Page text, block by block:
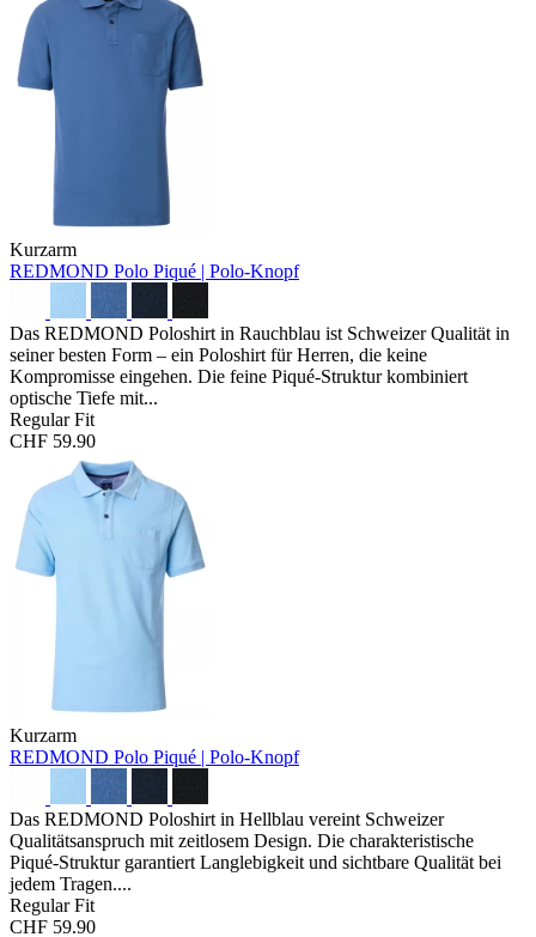
Kurzarm
REDMOND Polo Piqué | Polo-Knopf
Das REDMOND Poloshirt in Rauchblau ist Schweizer Qualität in
seiner besten Form – ein Poloshirt für Herren, die keine
Kompromisse eingehen. Die feine Piqué-Struktur kombiniert
optische Tiefe mit...
Regular Fit
CHF 59.90
Kurzarm
REDMOND Polo Piqué | Polo-Knopf
Das REDMOND Poloshirt in Hellblau vereint Schweizer
Qualitätsanspruch mit zeitlosem Design. Die charakteristische
Piqué-Struktur garantiert Langlebigkeit und sichtbare Qualität bei
jedem Tragen....
Regular Fit
CHF 59.90